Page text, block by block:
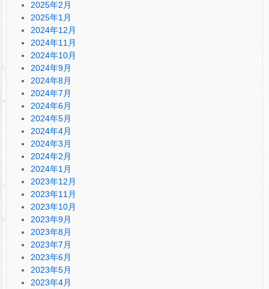
2025年2月
2025年1月
2024年12月
2024年11月
2024年10月
2024年9月
2024年8月
2024年7月
2024年6月
2024年5月
2024年4月
2024年3月
2024年2月
2024年1月
2023年12月
2023年11月
2023年10月
2023年9月
2023年8月
2023年7月
2023年6月
2023年5月
2023年4月